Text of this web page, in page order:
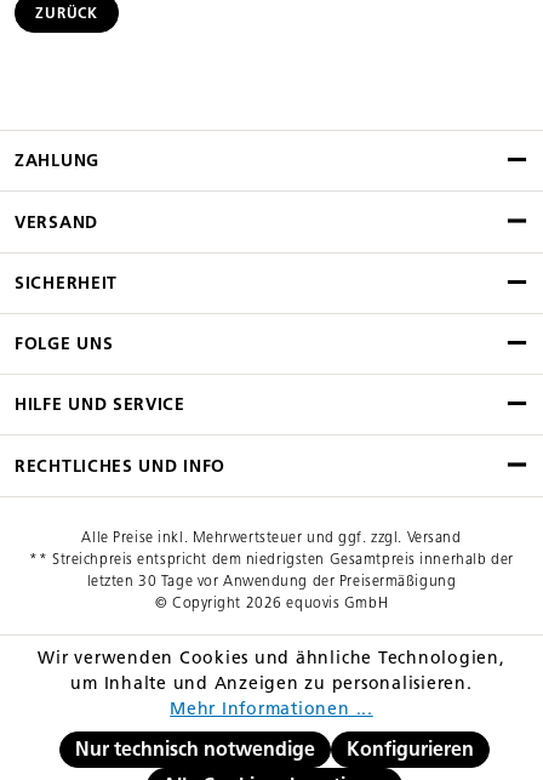
ZURÜCK
ZAHLUNG
VERSAND
SICHERHEIT
FOLGE UNS
HILFE UND SERVICE
RECHTLICHES UND INFO
Alle Preise inkl. Mehrwertsteuer und ggf. zzgl. Versand
** Streichpreis entspricht dem niedrigsten Gesamtpreis innerhalb der
letzten 30 Tage vor Anwendung der Preisermäßigung
© Copyright 2026 equovis GmbH
Wir verwenden Cookies und ähnliche Technologien,
um Inhalte und Anzeigen zu personalisieren.
Mehr Informationen ...
Nur technisch notwendige
Konfigurieren